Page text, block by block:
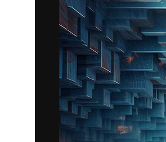
La piattaforma
migliori lavori.
creativi,
Italiano